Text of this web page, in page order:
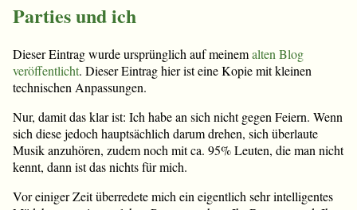
Parties und ich
Dieser Eintrag wurde ursprünglich auf meinemalten Blog
veröffentlicht. Dieser Eintrag hier ist eine Kopie mit kleinen
technischen Anpassungen.
Nur, damit das klar ist: Ich habe an sich nicht gegen Feiern. Wenn
sich diese jedoch hauptsächlich darum drehen, sich überlaute
Musik anzuhören, zudem noch mit ca. 95% Leuten, die man nicht
kennt, dann ist das nichts für mich.
Vor einiger Zeit überredete mich ein eigentlich sehr intelligentes